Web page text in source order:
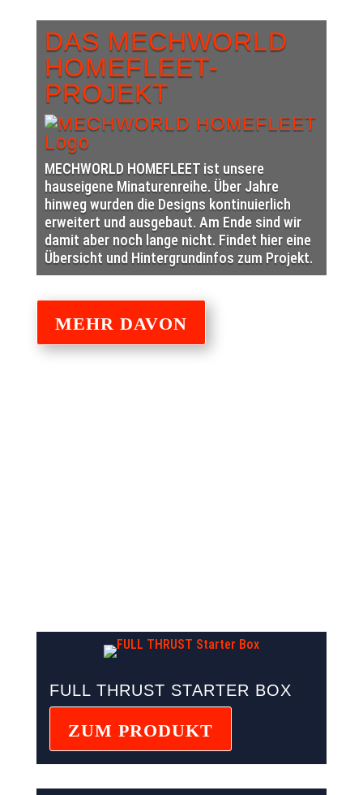
DAS MECHWORLD
HOMEFLEET-
PROJEKT
MECHWORLD HOMEFLEET ist unsere
hauseigene Minaturenreihe. Über Jahre
hinweg wurden die Designs kontinuierlich
erweitert und ausgebaut. Am Ende sind wir
damit aber noch lange nicht. Findet hier eine
Übersicht und Hintergrundinfos zum Projekt.
MEHR DAVON
FULL THRUST STARTER BOX
ZUM PRODUKT